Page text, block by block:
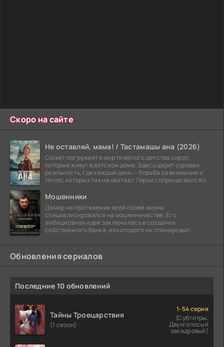
Скоро на сайте
Не оставляй, мама! / Тастамашы ана (2026)
Сюжет погружает в мир тяжёлого детства сирот,
которые живут в детском доме. Здесь царит суровая
реальность, где каждый день — борьба за внимание и
тепло, которых так не хватает. Герои соприкасаются с
Мошенники
Дамир на протяжении всей своей жизни
специализировался на мошенничестве. Его
амбициозная идея заключалась в создании
собственного банка, из которого он планировал
Обновления сериалов
Последние 10 обновлений
Тайны Троецарствия
(1 сезон)
1-54 серия
(Субтитры,
Двухголосый
закадровый)